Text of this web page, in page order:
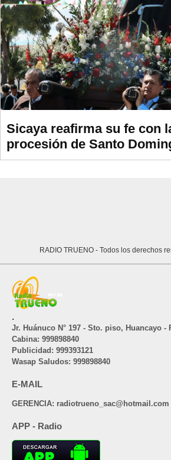
Sicaya reafirma su fe con
procesión de Santo
RADIO TRUENO - Todos los derechos
.
Jr. Huánuco N° 197 - Sto. piso, Huancayo -
Cabina: 999898840
Publicidad: 999393121
Wasap Saludos: 999898840
E-MAIL
GERENCIA: radiotrueno_sac@hotmail.com
APP - Radio